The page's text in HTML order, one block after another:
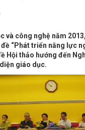
và công nghệ năm
“Phát triển năng lực
Hội thảo hướng đến
giáo dục.